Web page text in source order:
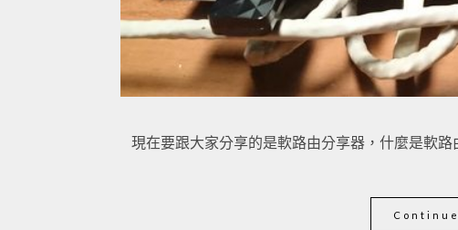
現在要跟大家分享的是軟路由分享器，什麼是軟路